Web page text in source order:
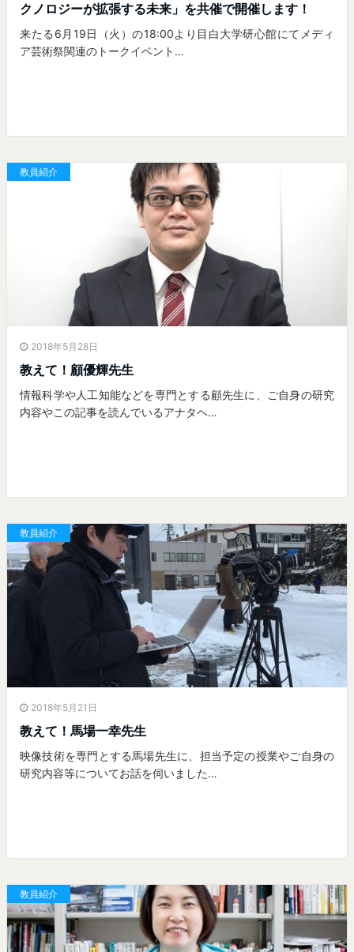
クノロジーが拡張する未来」を共催で開催します！
来たる6月19日（火）の18:00より目白大学研心館にてメディ
ア芸術祭関連のトークイベント…
教員紹介
2018年5月28日
教えて！顧優輝先生
情報科学や人工知能などを専門とする顧先生に、ご自身の研究
内容やこの記事を読んでいるアナタヘ…
教員紹介
2018年5月21日
教えて！馬場一幸先生
映像技術を専門とする馬場先生に、担当予定の授業やご自身の
研究内容等についてお話を伺いました…
教員紹介